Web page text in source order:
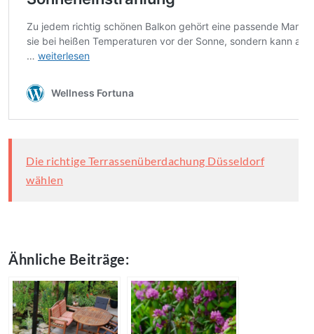
Die richtige Terrassenüberdachung Düsseldorf
wählen
Ähnliche Beiträge: